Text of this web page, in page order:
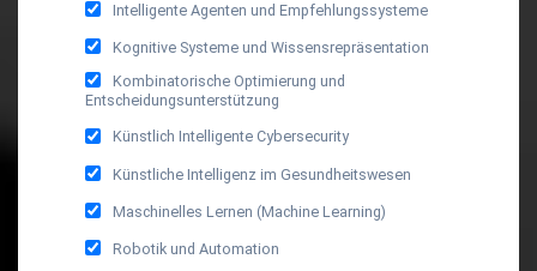
Intelligente Agenten und Empfehlungssysteme
Kognitive Systeme und Wissensrepräsentation
Kombinatorische Optimierung und
Entscheidungsunterstützung
Künstlich Intelligente Cybersecurity
Künstliche Intelligenz im Gesundheitswesen
Maschinelles Lernen (Machine Learning)
Robotik und Automation